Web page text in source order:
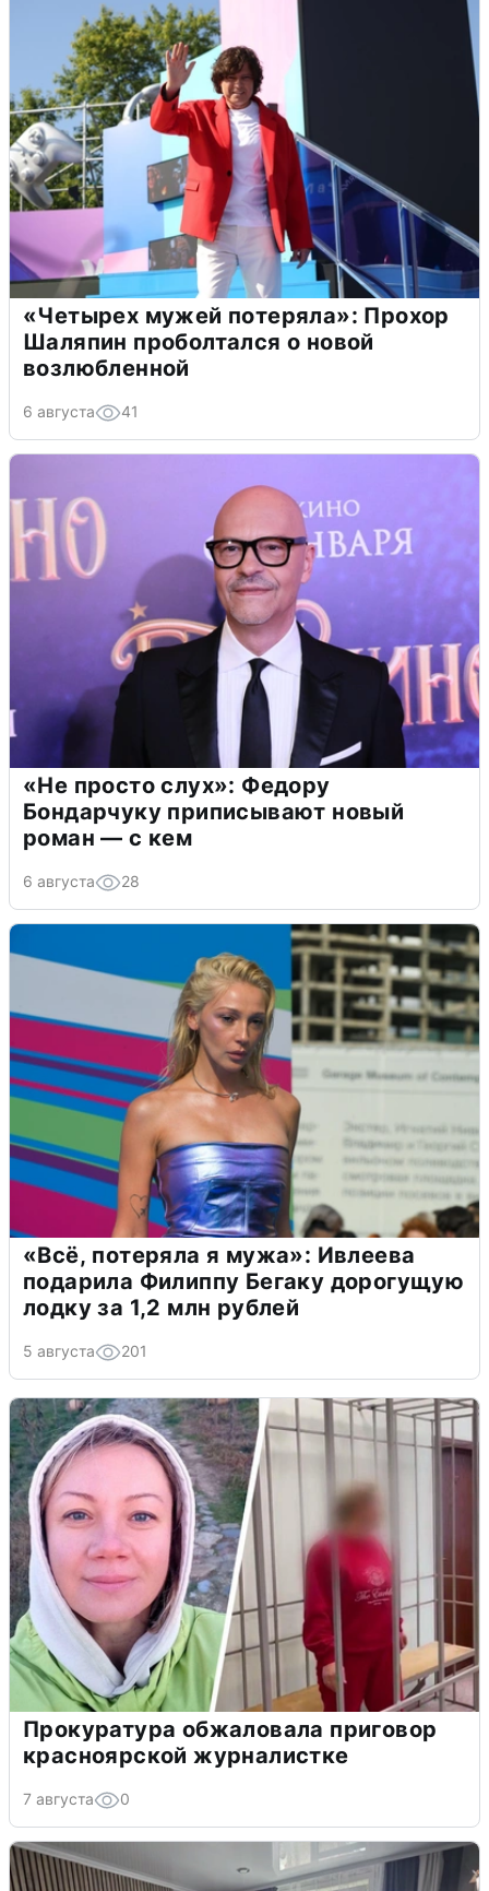
«Четырех мужей потеряла»: Прохор
Шаляпин проболтался о новой
возлюбленной
6 августа 41
«Не просто слух»: Федору
Бондарчуку приписывают новый
роман — с кем
6 августа 28
«Всё, потеряла я мужа»: Ивлеева
подарила Филиппу Бегаку дорогущую
лодку за 1,2 млн рублей
5 августа 201
Прокуратура обжаловала приговор
красноярской журналистке
7 августа 0